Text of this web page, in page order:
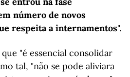
número de novos
respeita a internamentos".
"é essencial consolidar
tal, "não se pode aliviara